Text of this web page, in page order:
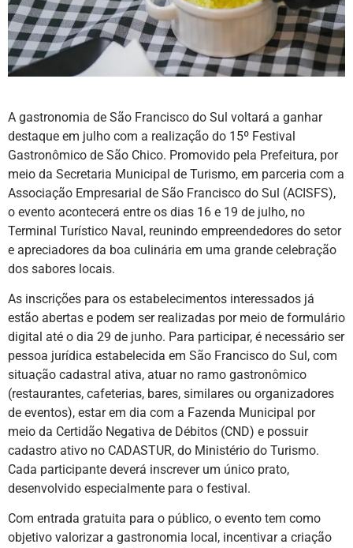
A gastronomia de São Francisco do Sul voltará a ganhar
destaque em julho com a realização do 15º Festival
Gastronômico de São Chico. Promovido pela Prefeitura, por
meio da Secretaria Municipal de Turismo, em parceria com a
Associação Empresarial de São Francisco do Sul (ACISFS),
o evento acontecerá entre os dias 16 e 19 de julho, no
Terminal Turístico Naval, reunindo empreendedores do setor
e apreciadores da boa culinária em uma grande celebração
dos sabores locais.
As inscrições para os estabelecimentos interessados já
estão abertas e podem ser realizadas por meio de formulário
digital até o dia 29 de junho. Para participar, é necessário ser
pessoa jurídica estabelecida em São Francisco do Sul, com
situação cadastral ativa, atuar no ramo gastronômico
(restaurantes, cafeterias, bares, similares ou organizadores
de eventos), estar em dia com a Fazenda Municipal por
meio da Certidão Negativa de Débitos (CND) e possuir
cadastro ativo no CADASTUR, do Ministério do Turismo.
Cada participante deverá inscrever um único prato,
desenvolvido especialmente para o festival.
Com entrada gratuita para o público, o evento tem como
objetivo valorizar a gastronomia local, incentivar a criação